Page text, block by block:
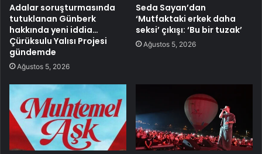
Adalar soruşturmasında
tutuklanan Günberk
hakkında yeni iddia…
Çürüksulu Yalısı Projesi
gündemde
Ağustos 5, 2026
Seda Sayan’dan
‘Mutfaktaki erkek daha
seksi’ çıkışı: ‘Bu bir tuzak’
Ağustos 5, 2026